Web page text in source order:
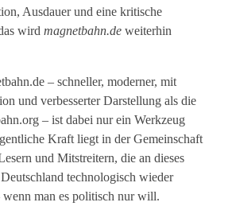
Ausdauer und eine kritische
wird magnetbahn.de weiterhin
– schneller, moderner, mit
und verbesserter Darstellung als die
– ist dabei nur ein Werkzeug
Kraft liegt in der Gemeinschaft
und Mitstreitern, die an dieses
technologisch wieder
wenn man es politisch nur will.